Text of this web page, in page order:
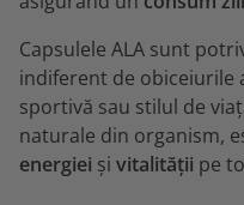
Capsulele ALA sunt
indiferent de obiceiurile
sportivă sau stilul de
naturale din organism,
energiei și vitalității pe